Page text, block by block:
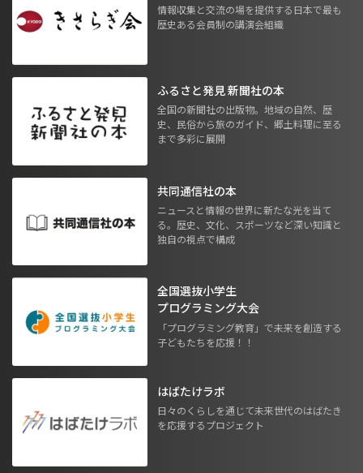
情報収集と交流の場を提供する日本で最も
歴史ある会員制の講演会組織
ふるさと発見 新聞社の本
全国の新聞社の出版物。地域の自然、歴
史、民俗から旅のガイド、郷土料理に至る
まで多彩に展開
共同通信社の本
ニュースと情報の世界に新たな光を当て
る。歴史、文化、スポーツなど深い知識と
独自の視点で構成
全国選抜小学生
プログラミング大会
「プログラミング教育」で未来を創造する
子どもたちを応援！！
はばたけラボ
日々のくらしを通じて未来世代のはばたき
を応援するプロジェクト